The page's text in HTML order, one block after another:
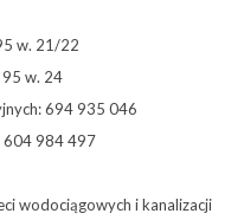
w. 21/22
w. 24
694 935 046
604 984 497
wodociągowych i kanalizacji